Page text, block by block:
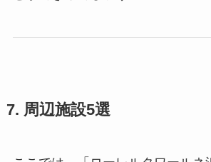
7. 周辺施設5選